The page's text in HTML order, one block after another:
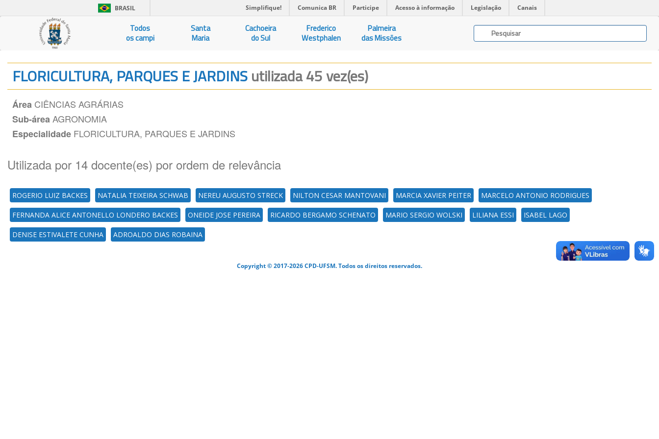
BRASIL Simplifique! Comunica BR Participe Acesso à informação Legislação Canais
Todos
os campi
Santa
Maria
Cachoeira
do Sul
Frederico
Westphalen
Palmeira
das Missões
FLORICULTURA, PARQUES E JARDINSutilizada 45 vez(es)
Área CIÊNCIAS AGRÁRIAS
Sub-área AGRONOMIA
Especialidade FLORICULTURA, PARQUES E JARDINS
Utilizada por 14 docente(es) por ordem de relevância
ROGERIO LUIZ BACKES NATALIA TEIXEIRA SCHWAB NEREU AUGUSTO STRECK NILTON CESAR MANTOVANI MARCIA XAVIER PEITER MARCELO ANTONIO RODRIGUES
FERNANDA ALICE ANTONELLO LONDERO BACKES ONEIDE JOSE PEREIRA RICARDO BERGAMO SCHENATO MARIO SERGIO WOLSKI LILIANA ESSI ISABEL LAGO
DENISE ESTIVALETE CUNHA ADROALDO DIAS ROBAINA
Copyright © 2017-2026 CPD-UFSM. Todos os direitos reservados.